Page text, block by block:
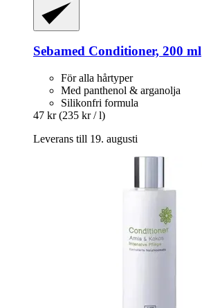
Sebamed Conditioner, 200 ml
För alla hårtyper
Med panthenol & arganolja
Silikonfri formula
47 kr (235 kr / l)
Leverans till 19. augusti